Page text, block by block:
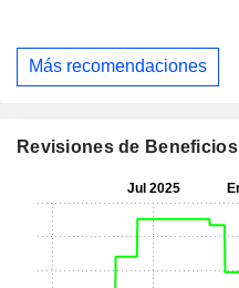
Más recomendaciones
Revisiones de Beneficios